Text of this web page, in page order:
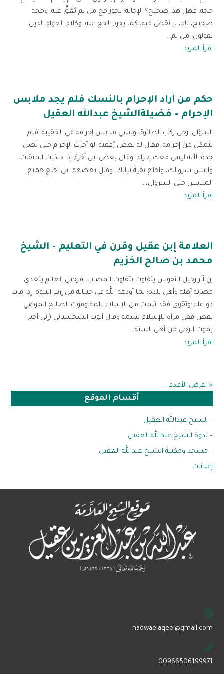
حجه. فهل هذا صحيح؟ الإجابة: يجوز حج من لم يُعَقَّ عنه. وحجه
صحيح، تام، لا نقص فيه، كما يجوز الحج عنه. وكلام العوام الذين
يقولون: من لم...
اقرأ المزيد
حكم من أراد الإحرام بالنسك فلم يجد ملابس
الإحرام – فضيلةالشيخ عبدالله العقيل
السؤال: رجل ركب الطائرة، ونسي ملابس إحرامه في الحقيبة؛ فلم
يتمكن من إحرامه. فقال له بعض رُفقته: لو أخرت الإحرام حتى تصل
جدة؛ لأنه ليس معك إحرام. وقال بعض: بل أَحْرِمْ إذا حاذيت الميقات،
والبس سروالك، واخلع بقية ثيابك. وقال بعضهم: بل اخلع جميع
الملابس حتى السروال،...
اقرأ المزيد
العلامة إبن عقيل وقرن في التعليم – الشيخ
محمد بن صالح الخزيم
إن أثر رحيل النفوس يتفاوت بتفاوت المصاب، فرحيل العالم يتعدى
مصابَه أهله وأهل بلده؛ لما أودعه الله في جنباته من إرث النبوة. إذا مات
ذو علم وتقوى فقد ثلمت من الإسلام ثلمة وموت الصالح المرضي
نقص ففي مرآه للإسلام نسمة وقال أيوب السجستاني (إني أخبر
بموت الرجل من أهل السنة...
اقرأ المزيد
« اعرض الأقدم
أقسام الموقع
– الشيخ عبدالله العقيل
– ندوة الشيخ عبدالله العقيل
– مسجد ومكتبة الشيخ عبدالله العقيل
إعلانات
‏nadwaelaqeel@gmail.com
00966506199971